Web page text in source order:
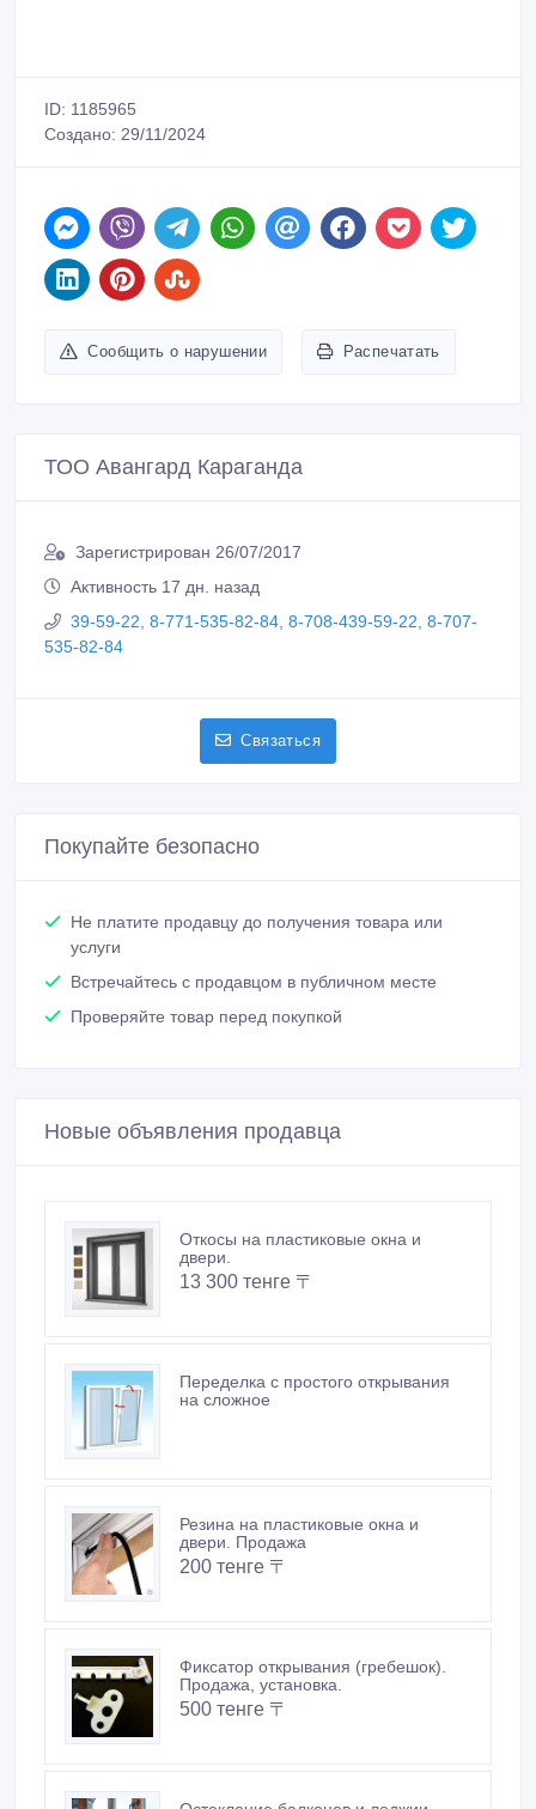
ID: 1185965
Создано: 29/11/2024
Сообщить о нарушении Распечатать
ТОО Авангард Караганда
Зарегистрирован 26/07/2017
Активность 17 дн. назад
39-59-22, 8-771-535-82-84, 8-708-439-59-22, 8-707-
535-82-84
Связаться
Покупайте безопасно
Не платите продавцу до получения товара или
услуги
Встречайтесь с продавцом в публичном месте
Проверяйте товар перед покупкой
Новые объявления продавца
Откосы на пластиковые окна и
двери.
13 300 тенге 〒
Переделка с простого открывания
на сложное
Резина на пластиковые окна и
двери. Продажа
200 тенге 〒
Фиксатор открывания (гребешок).
Продажа, установка.
500 тенге 〒